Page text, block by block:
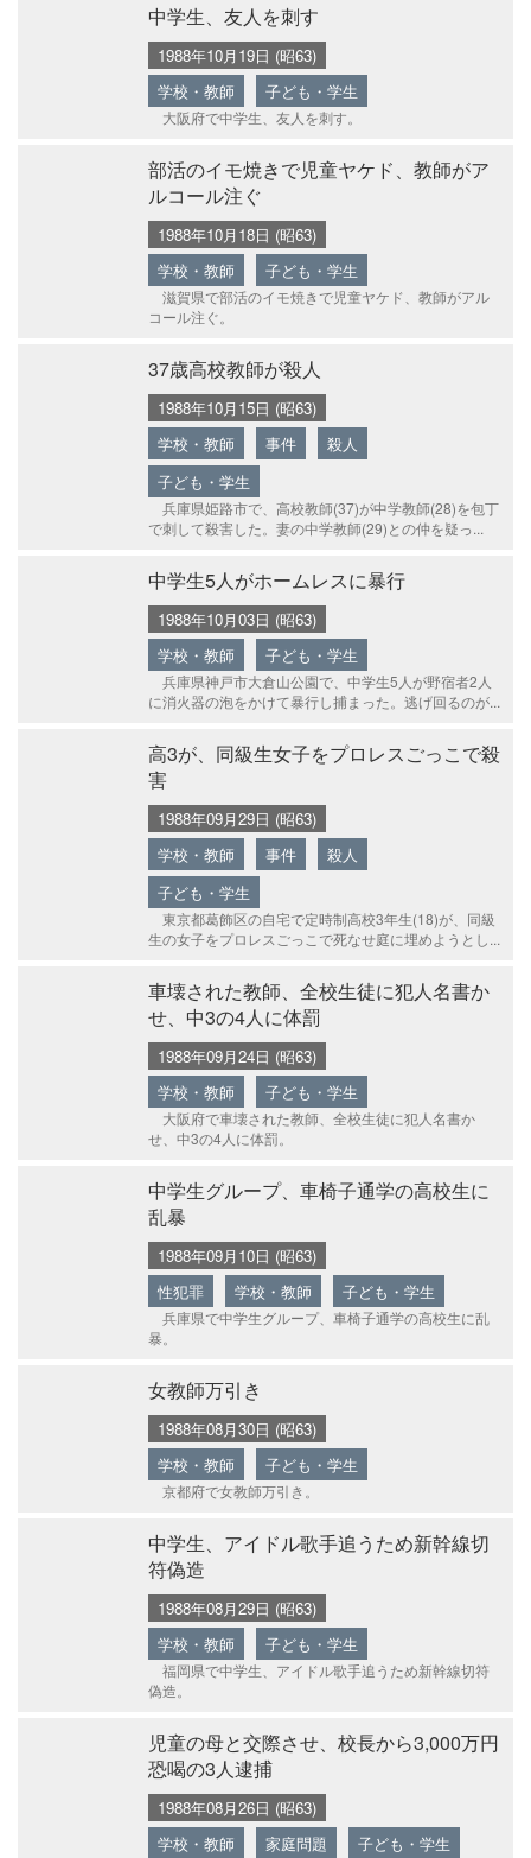
中学生、友人を刺す
1988年10月19日 (昭63)
学校・教師
子ども・学生
大阪府で中学生、友人を刺す。
部活のイモ焼きで児童ヤケド、教師がア
ルコール注ぐ
1988年10月18日 (昭63)
学校・教師
子ども・学生
滋賀県で部活のイモ焼きで児童ヤケド、教師がアル
コール注ぐ。
37歳高校教師が殺人
1988年10月15日 (昭63)
学校・教師
事件
殺人
子ども・学生
兵庫県姫路市で、高校教師(37)が中学教師(28)を包丁
で刺して殺害した。妻の中学教師(29)との仲を疑っ...
中学生5人がホームレスに暴行
1988年10月03日 (昭63)
学校・教師
子ども・学生
兵庫県神戸市大倉山公園で、中学生5人が野宿者2人
に消火器の泡をかけて暴行し捕まった。逃げ回るのが...
高3が、同級生女子をプロレスごっこで殺
害
1988年09月29日 (昭63)
学校・教師
事件
殺人
子ども・学生
東京都葛飾区の自宅で定時制高校3年生(18)が、同級
生の女子をプロレスごっこで死なせ庭に埋めようとし...
車壊された教師、全校生徒に犯人名書か
せ、中3の4人に体罰
1988年09月24日 (昭63)
学校・教師
子ども・学生
大阪府で車壊された教師、全校生徒に犯人名書か
せ、中3の4人に体罰。
中学生グループ、車椅子通学の高校生に
乱暴
1988年09月10日 (昭63)
性犯罪
学校・教師 子ども・学生
兵庫県で中学生グループ、車椅子通学の高校生に乱
暴。
女教師万引き
1988年08月30日 (昭63)
学校・教師
子ども・学生
京都府で女教師万引き。
中学生、アイドル歌手追うため新幹線切
符偽造
1988年08月29日 (昭63)
学校・教師
子ども・学生
福岡県で中学生、アイドル歌手追うため新幹線切符
偽造。
児童の母と交際させ、校長から3,000万円
恐喝の3人逮捕
1988年08月26日 (昭63)
学校・教師
家庭問題 子ども・学生